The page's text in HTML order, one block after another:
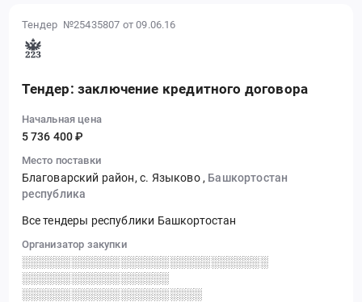
Тендер №25435807 от 09.06.16
Тендер: заключение кредитного договора
Начальная цена
5 736 400 ₽
Место поставки
Благоварский район, с. Языково , Башкортостан
республика
Все тендеры республики Башкортостан
Организатор закупки
░░░░░░░░░░░░░░░░░░░░░░░░░░░░░░
░░░░░░░░░░░░░░░░░░
░░░░░░░░░░░░░░░░░░░░░░